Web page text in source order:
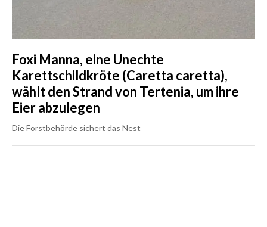
Foxi Manna, eine Unechte
Karettschildkröte (Caretta caretta),
wählt den Strand von Tertenia, um ihre
Eier abzulegen
Die Forstbehörde sichert das Nest